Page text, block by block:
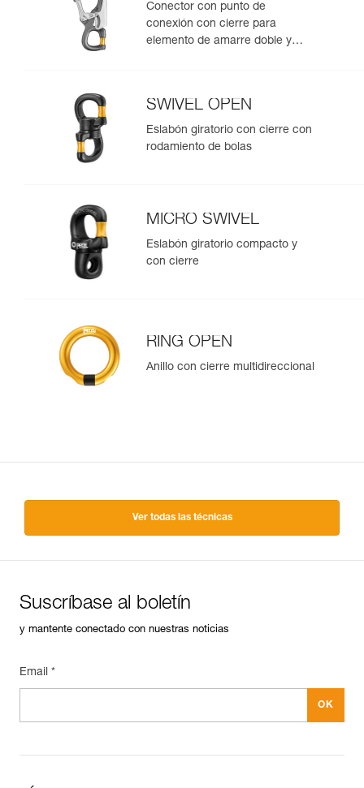
Conector con punto de
conexión con cierre para
elemento de amarre doble y
SWIVEL OPEN
Eslabón giratorio con cierre con
rodamiento de bolas
MICRO SWIVEL
Eslabón giratorio compacto y
con cierre
RING OPEN
Anillo con cierre multidireccional
Ver todas las técnicas
Suscríbase al boletín
y mantente conectado con nuestras noticias
Email *